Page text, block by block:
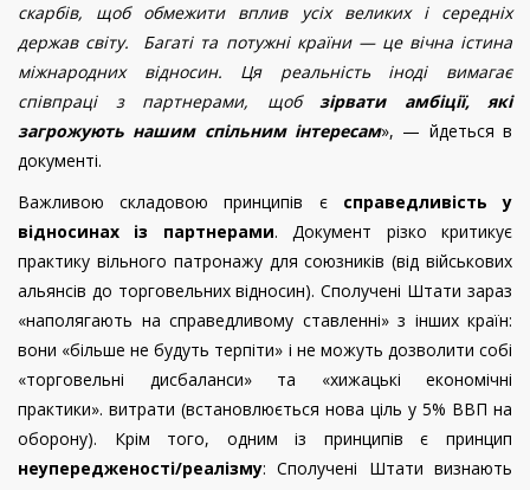
скарбів, щоб обмежити вплив усіх великих і середніх
держав світу. Багаті та потужні країни — це вічна істина
міжнародних відносин. Ця реальність іноді вимагає
співпраці з партнерами, щоб зірвати амбіції, які
загрожують нашим спільним інтересам», — йдеться в
документі.
Важливою складовою принципів є справедливість у
відносинах із партнерами. Документ різко критикує
практику вільного патронажу для союзників (від військових
альянсів до торговельних відносин). Сполучені Штати зараз
«наполягають на справедливому ставленні» з інших країн:
вони «більше не будуть терпіти» і не можуть дозволити собі
«торговельні дисбаланси» та «хижацькі економічні
практики». витрати (встановлюється нова ціль у 5% ВВП на
оборону). Крім того, одним із принципів є принцип
неупередженості/реалізму: Сполучені Штати визнають